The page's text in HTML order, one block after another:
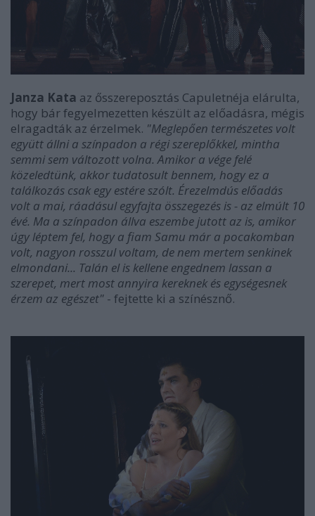
Janza Kata az ősszereposztás Capuletnéja elárulta,
hogy bár fegyelmezetten készült az előadásra, mégis
elragadták az érzelmek. "Meglepően természetes volt
együtt állni a színpadon a régi szereplőkkel, mintha
semmi sem változott volna. Amikor a vége felé
közeledtünk, akkor tudatosult bennem, hogy ez a
találkozás csak egy estére szólt. Érezelmdús előadás
volt a mai, ráadásul egyfajta összegezés is - az elmúlt 10
évé. Ma a színpadon állva eszembe jutott az is, amikor
úgy léptem fel, hogy a fiam Samu már a pocakomban
volt, nagyon rosszul voltam, de nem mertem senkinek
elmondani... Talán el is kellene engednem lassan a
szerepet, mert most annyira kereknek és egységesnek
érzem az egészet" - fejtette ki a színésznő.